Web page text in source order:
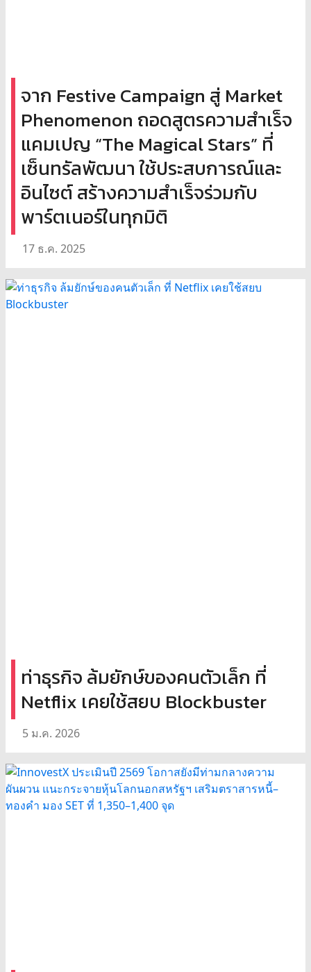
จาก Festive Campaign สู่ Market
Phenomenon ถอดสูตรความสำเร็จ
แคมเปญ “The Magical Stars” ที่
เซ็นทรัลพัฒนา ใช้ประสบการณ์และ
อินไซต์ สร้างความสำเร็จร่วมกับ
พาร์ตเนอร์ในทุกมิติ
17 ธ.ค. 2025
ท่าธุรกิจ ล้มยักษ์ของคนตัวเล็ก ที่
Netflix เคยใช้สยบ Blockbuster
5 ม.ค. 2026